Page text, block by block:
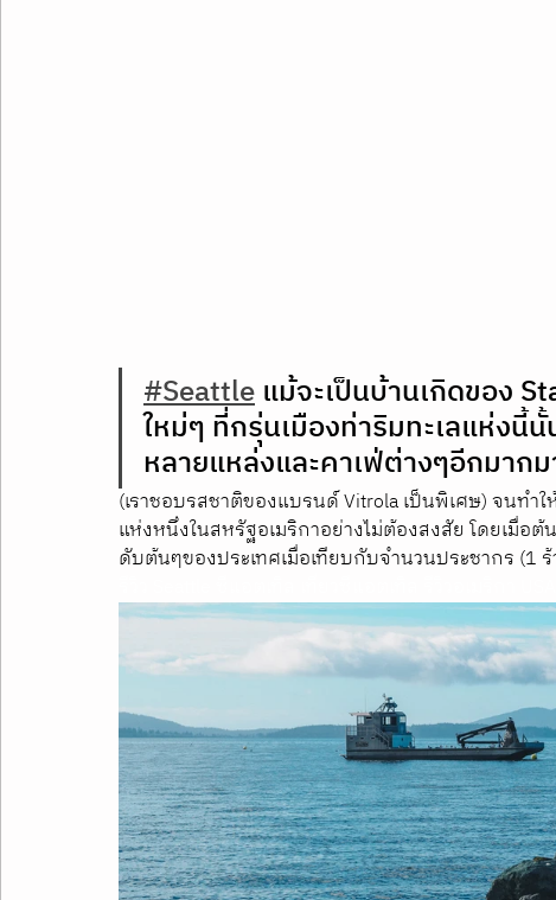
#Seattle แม้จะเป็นบ้านเกิดของ
ใหม่ๆ ที่กรุ่นเมืองท่าริมทะเลแห่งนี้
หลายแหล่งและคาเฟ่ต่างๆอีกมาก
(เราชอบรสชาติของแบรนด์ Vitrola เป็นพิเศษ) จนทำ
แห่งหนึ่งในสหรัฐอเมริกาอย่างไม่ต้องสงสัย โดยเมื่อ
ดับต้นๆของประเทศเมื่อเทียบกับจำนวนประชากร (1